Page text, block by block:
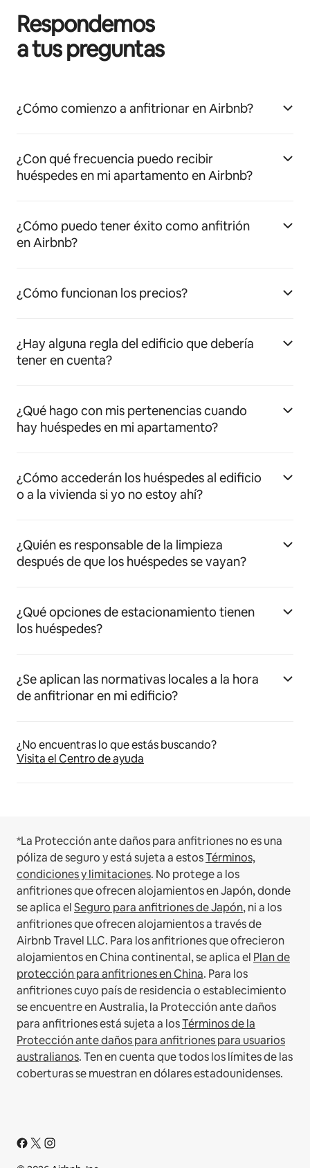
Respondemos
a tus preguntas
¿Cómo comienzo a anfitrionar en Airbnb?
¿Con qué frecuencia puedo recibir
huéspedes en mi apartamento en Airbnb?
¿Cómo puedo tener éxito como anfitrión
en Airbnb?
¿Cómo funcionan los precios?
¿Hay alguna regla del edificio que debería
tener en cuenta?
¿Qué hago con mis pertenencias cuando
hay huéspedes en mi apartamento?
¿Cómo accederán los huéspedes al edificio
o a la vivienda si yo no estoy ahí?
¿Quién es responsable de la limpieza
después de que los huéspedes se vayan?
¿Qué opciones de estacionamiento tienen
los huéspedes?
¿Se aplican las normativas locales a la hora
de anfitrionar en mi edificio?
¿No encuentras lo que estás buscando?
Visita el Centro de ayuda
*La Protección ante daños para anfitriones no es una
póliza de seguro y está sujeta a estosTérminos,
condiciones y limitaciones. No protege a los
anfitriones que ofrecen alojamientos en Japón, donde
se aplica elSeguro para anfitriones de Japón, ni a los
anfitriones que ofrecen alojamientos a través de
Airbnb Travel LLC. Para los anfitriones que ofrecieron
alojamientos en China continental, se aplica el Plan de
protección para anfitriones en China. Para los
anfitriones cuyo país de residencia o establecimiento
se encuentre en Australia, la Protección ante daños
para anfitriones está sujeta a losTérminos de la
Protección ante daños para anfitriones para usuarios
australianos. Ten en cuenta que todos los límites de las
coberturas se muestran en dólares estadounidenses.